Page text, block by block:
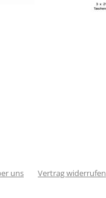
uns Vertrag widerrufen